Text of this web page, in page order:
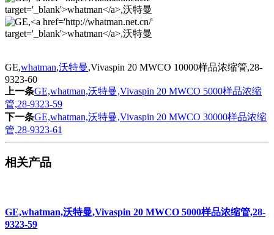
GE,whatman,沃特曼,Vivaspin 20 MWCO 10000样品浓缩管,28-
9323-60
上一条GE,whatman,沃特曼,Vivaspin 20 MWCO 5000样品浓缩
管,28-9323-59
下一条GE,whatman,沃特曼,Vivaspin 20 MWCO 30000样品浓缩
管,28-9323-61
相关产品
GE,whatman,沃特曼,Vivaspin 20 MWCO 5000样品浓缩管,28-
9323-59